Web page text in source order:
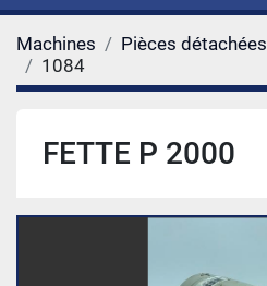
Machines Pièces détachées
1084
FETTE P 2000